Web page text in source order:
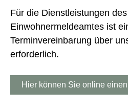
Für die Dienstleistungen des
Einwohnermeldeamtes ist
Terminvereinbarung über
erforderlich.
Hier können Sie online